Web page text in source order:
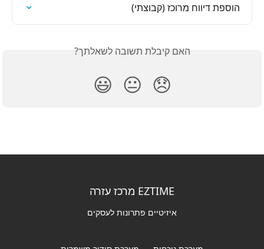
הוספת דיווח מרוכז (קבוצתי)
האם קיבלת תשובה לשאלתך?
😞
😐
😃
EZTIME מרכז עזרה
איזיטיים פתרונות לעסקים